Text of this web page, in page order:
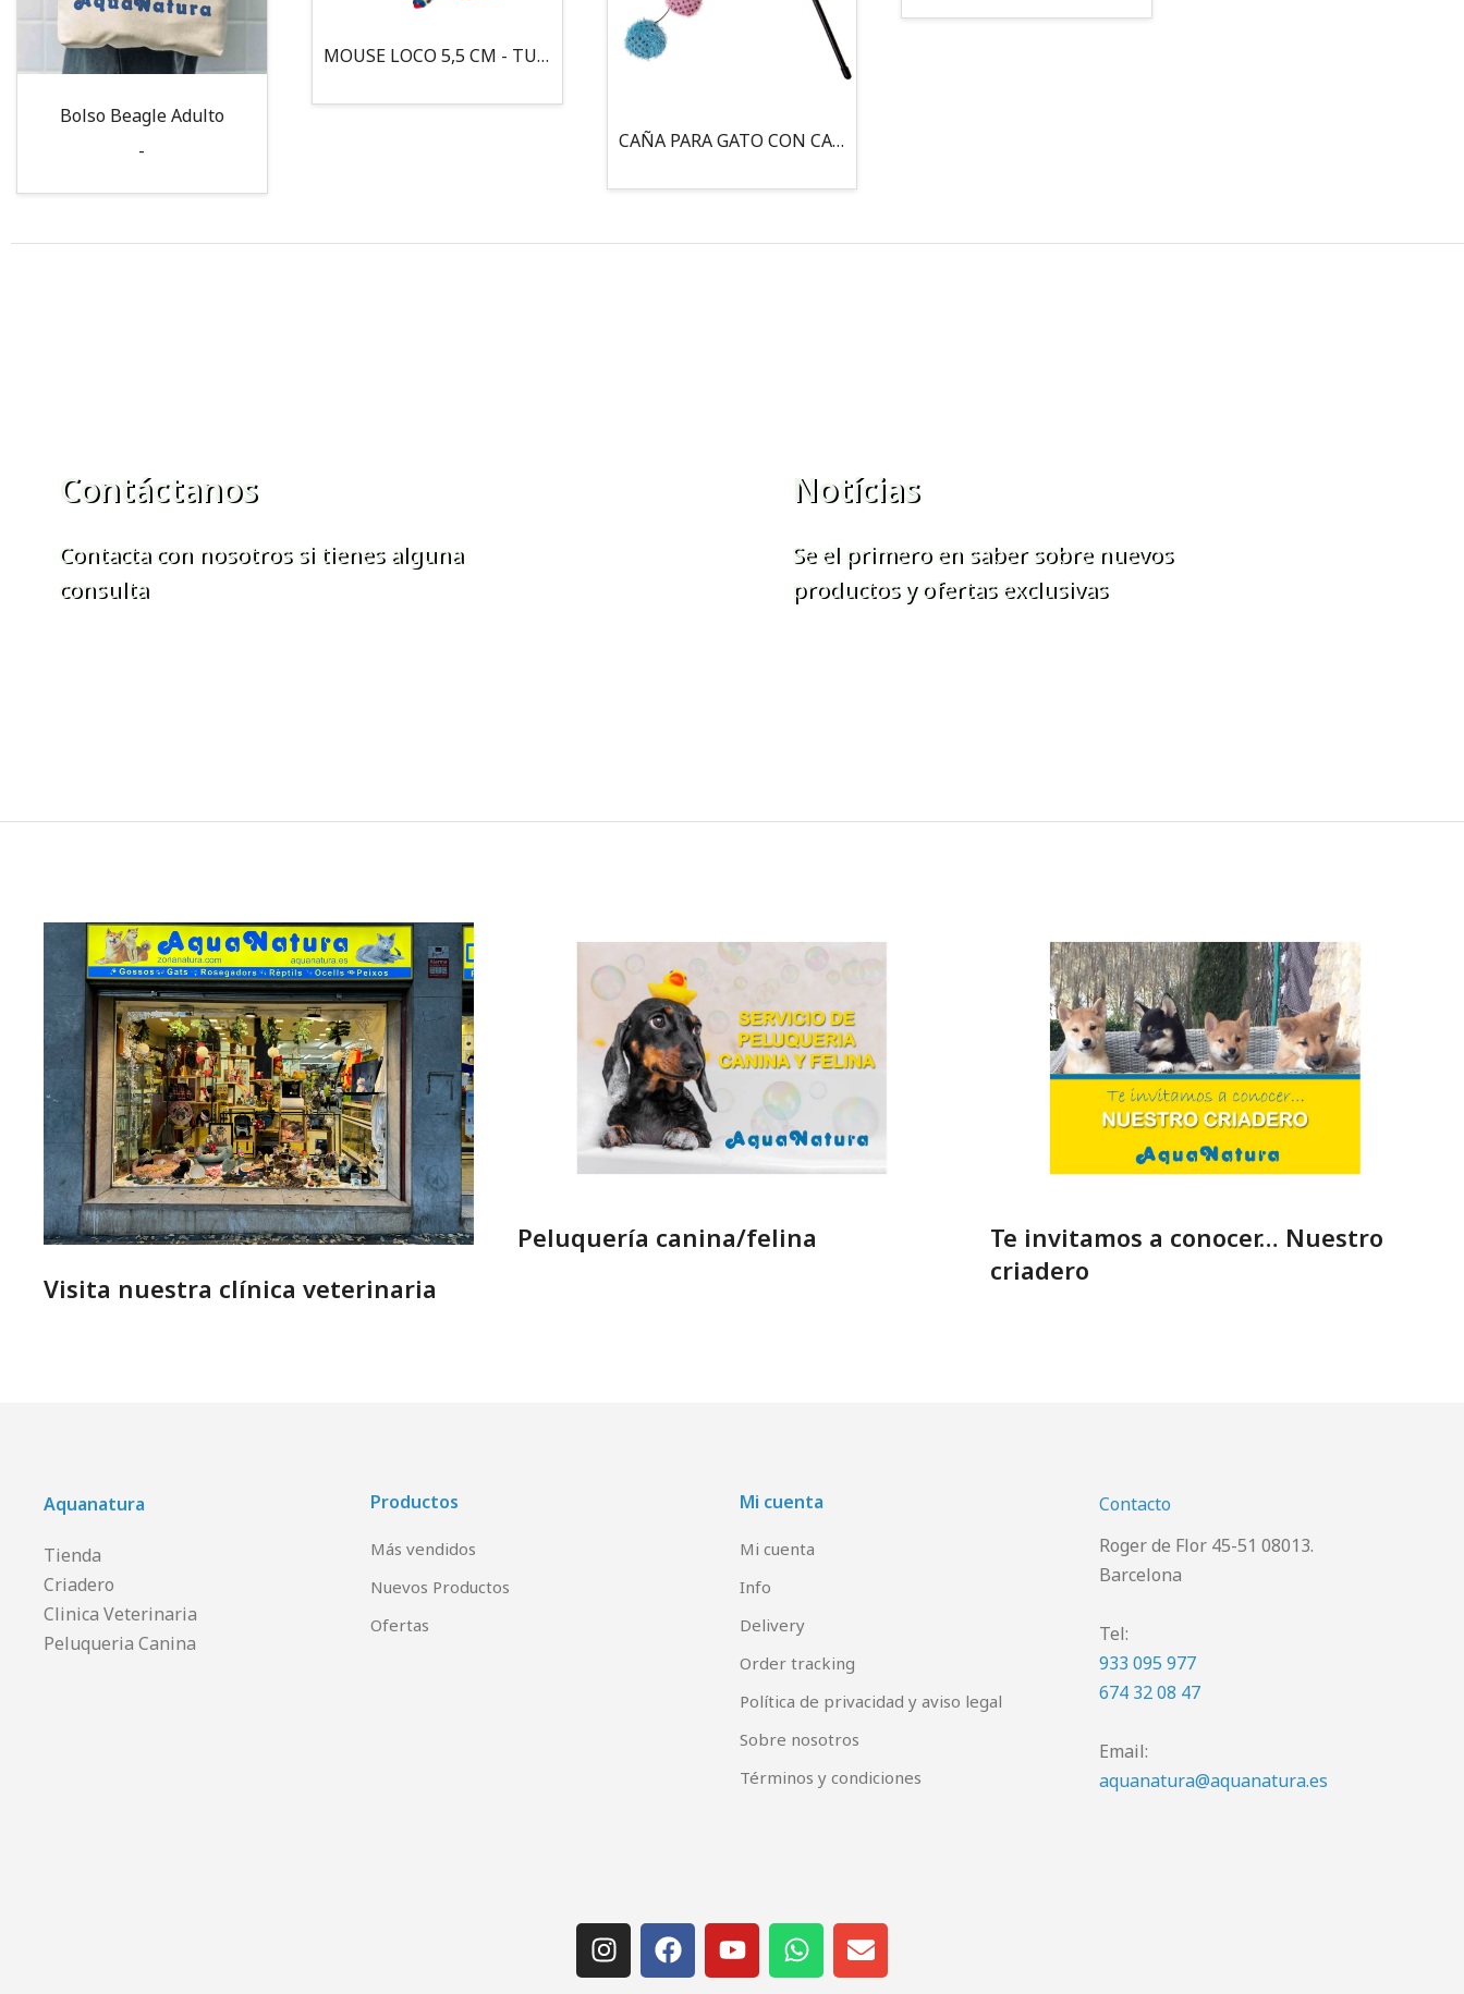
Bolso Beagle Adulto
-
MOUSE LOCO 5,5 CM - TUBO
CAÑA PARA GATO CON CASCABEL, 3 PELOTAS CON CATNIP
Contáctanos
Contacta con nosotros si tienes alguna
consulta
Notícias
Se el primero en saber sobre nuevos
productos y ofertas exclusivas
Visita nuestra clínica veterinaria
Peluquería canina/felina
Te invitamos a conocer… Nuestro
criadero
Aquanatura
Tienda
Criadero
Clinica Veterinaria
Peluqueria Canina
Productos
Más vendidos
Nuevos Productos
Ofertas
Mi cuenta
Mi cuenta
Info
Delivery
Order tracking
Política de privacidad y aviso legal
Sobre nosotros
Términos y condiciones
Contacto
Roger de Flor 45-51 08013.
Barcelona
Tel:
933 095 977
674 32 08 47
Email:
aquanatura@aquanatura.es